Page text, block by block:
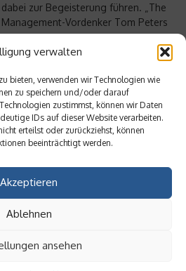
verwalten
bieten, verwenden wir Technologien wie
zu speichern und/oder darauf
zustimmst, können wir Daten
IDs auf dieser Website verarbeiten.
erteilst oder zurückziehst, können
beeinträchtigt werden.
Akzeptieren
Ablehnen
ansehen
zur Begeisterung führen. „The
Vordenker Tom Peters